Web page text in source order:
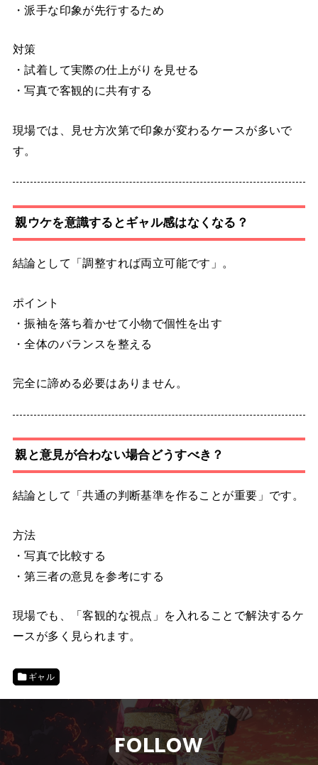
・派手な印象が先行するため
対策
・試着して実際の仕上がりを見せる
・写真で客観的に共有する
現場では、見せ方次第で印象が変わるケースが多いで
す。
親ウケを意識するとギャル感はなくなる？
結論として「調整すれば両立可能です」。
ポイント
・振袖を落ち着かせて小物で個性を出す
・全体のバランスを整える
完全に諦める必要はありません。
親と意見が合わない場合どうすべき？
結論として「共通の判断基準を作ることが重要」です。
方法
・写真で比較する
・第三者の意見を参考にする
現場でも、「客観的な視点」を入れることで解決するケ
ースが多く見られます。
ギャル
FOLLOW